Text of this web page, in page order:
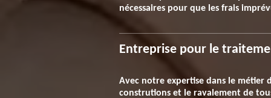
nécessaires pour que les frais
Entreprise pour le
Avec notre expertise dans le métier
construtions et le ravalement de